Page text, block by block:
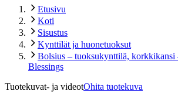
Etusivu
Koti
Sisustus
Kynttilät ja huonetuoksut
Bolsius – tuoksukynttilä,
Blessings
Tuotekuvat- ja videotOhita tuotekuva